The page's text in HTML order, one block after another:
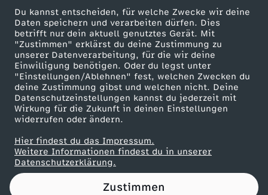
Du kannst entscheiden, für welche Zwecke wir deine
Daten speichern und verarbeiten dürfen. Dies
betrifft nur dein aktuell genutztes Gerät. Mit
"Zustimmen" erklärst du deine Zustimmung zu
unserer Datenverarbeitung, für die wir deine
Einwilligung benötigen. Oder du legst unter
"Einstellungen/Ablehnen" fest, welchen Zwecken du
deine Zustimmung gibst und welchen nicht. Deine
Datenschutzeinstellungen kannst du jederzeit mit
Wirkung für die Zukunft in deinen Einstellungen
widerrufen oder ändern.
Hier findest du das Impressum.
Weitere Informationen findest du in unserer
Datenschutzerklärung.
Zustimmen
m
3
0
.
S
e
ZDF goes Schule
Werbefernsehen
Mainzelmännchen
Partner